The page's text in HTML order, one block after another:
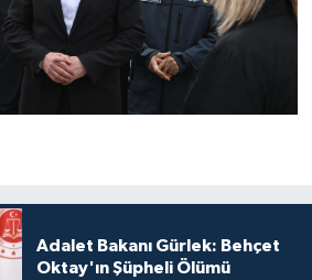
Adalet Bakanı Gürlek: Behçet
Oktay'ın Şüpheli Ölümü